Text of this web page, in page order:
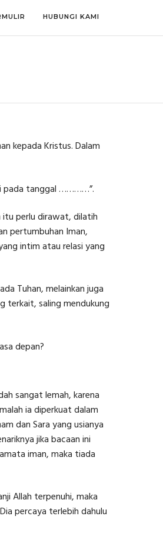
HUBUNGI KAMI
kepada Kristus. Dalam
pada tanggal …………”.
itu perlu dirawat, dilatih
pertumbuhan Iman,
intim atau relasi yang
Tuhan, melainkan juga
terkait, saling mendukung
depan?
sangat lemah, karena
ia diperkuat dalam
dan Sara yang usianya
jika bacaan ini
iman, maka tiada
Allah terpenuhi, maka
percaya terlebih dahulu